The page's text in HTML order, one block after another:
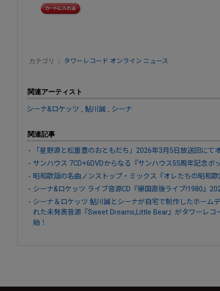
カテゴリ ： タワーレコード オンライン ニュース
関連アーティスト
シーナ&ロケッツ , 鮎川誠 , シーナ
関連記事
「星野源と松重豊のおともだち」2026年3月5日放送回にて
サンハウス 7CD+6DVDからなる『サンハウス55周年記念ボ
昭和歌謡の名曲ノンストップ・ミックス『オレたちの昭和
シーナ&ロケッツ ライブ音源CD『帰国直後ライブ!1980』
シーナ＆ロケッツ 鮎川誠とシーナが自宅で制作したホーム
れた未発表音源『Sweet Dreams,Little Bear』がタワーレコ
始！